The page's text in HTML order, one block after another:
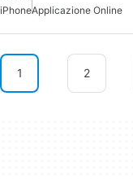
iPhoneApplicazione Online
1 2